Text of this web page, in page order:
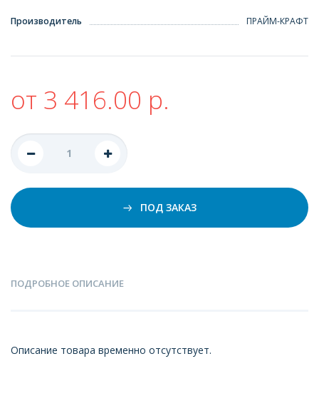
Производитель ПРАЙМ-КРАФТ
от 3 416.00 р.
ПОД ЗАКАЗ
ПОДРОБНОЕ ОПИСАНИЕ
Описание товара временно отсутствует.